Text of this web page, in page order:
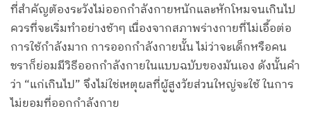
ที่สำคัญต้องระวังไม่ออกกำลังกายหนักและหักโหมจนเกินไป
ควรที่จะเริ่มทำอย่างช้าๆ เนื่องจากสภาพร่างกายที่ไม่เอื้อต่อ
การใช้กำลังมาก การออกกำลังกายนั้น ไม่ว่าจะเด็กหรือคน
ชราก็ย่อมมีวิธีออกกำลังกายในแบบฉบับของมันเอง ดังนั้นคำ
ว่า “แก่เกินไป” จึงไม่ใช่เหตุผลที่ผู้สูงวัยส่วนใหญ่จะใช้ ในการ
ไม่ยอมที่ออกกำลังกาย